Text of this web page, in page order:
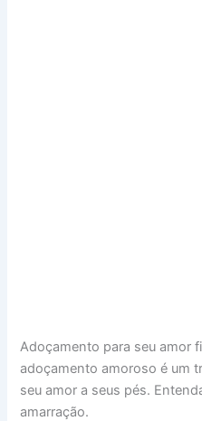
Adoçamento para seu amor
adoçamento amoroso é um
seu amor a seus pés.
amarração.